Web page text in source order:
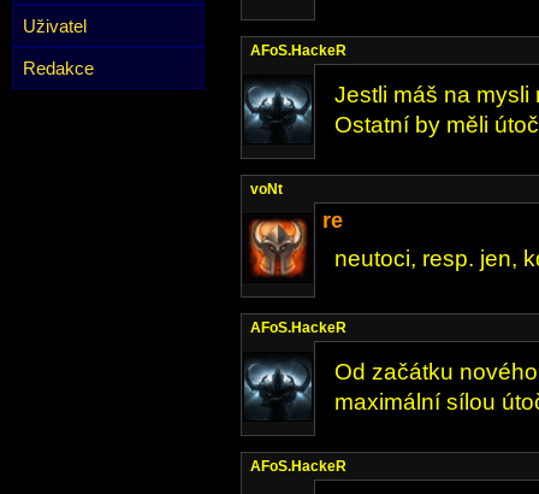
Uživatel
Redakce
AFoS.HackeR
Jestli máš na mysli
Ostatní by měli
voNt
re
neutoci, resp. jen,
AFoS.HackeR
Od začátku
maximální sílou
AFoS.HackeR